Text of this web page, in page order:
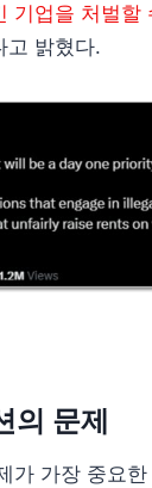
기업을 처벌할
고 밝혔다.
의 문제
가 가장 중요